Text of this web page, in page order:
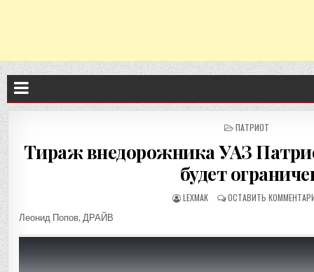
ОПУБЛИКОВАНО
ПАТРИОТ
Тираж внедорожника УАЗ
будет
LEXMAK ОСТАВИТЬ
Леонид Попов, ДРАЙВ